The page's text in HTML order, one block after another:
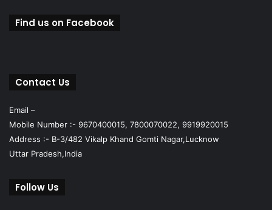
Find us on Facebook
Contact Us
Email –
Mobile Number :- 9670400015, 7800070022, 9919920015
Address :- B-3/482 Vikalp Khand Gomti Nagar,Lucknow
Uttar Pradesh,India
Follow Us